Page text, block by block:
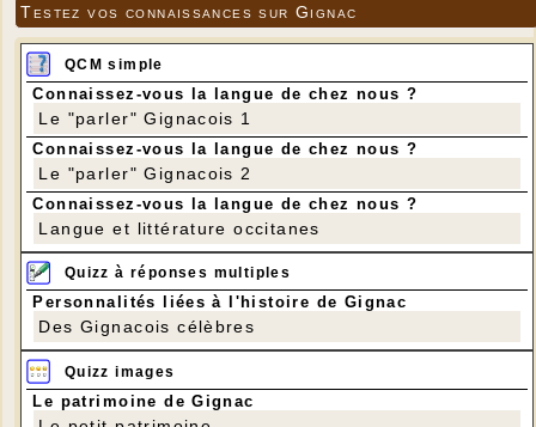
GIGNAC
Béatrice & Benoît, professeurs
expérimentés, dispenseront le cours de
HATHA YOGA Traditionnel, issu d'une
lignée indienne.
ASANA (postures) / PRANAYAMA (maîtrise
du souffle) / DHARANA (concentration) /
DHYANA (méditation) / CHETANASANA
(relaxation)
Le YOGA permet de gérer ses émotions,
ses doutes, son stress, par des
techniques simples et abordables à tout
le monde.
Le YOGA apporte santé mentale &
physique, énergie puissante, esprit clair
& serein.
Une attention particulière est apportée
Testez vos connaissances sur Gignac
QCM simple
Connaissez-vous la langue de chez nous ?
Le "parler" Gignacois 1
Connaissez-vous la langue de chez nous ?
Le "parler" Gignacois 2
Connaissez-vous la langue de chez nous ?
Langue et littérature occitanes
Quizz à réponses multiples
Personnalités liées à l'histoire de Gignac
Des Gignacois célèbres
Quizz images
Le patrimoine de Gignac